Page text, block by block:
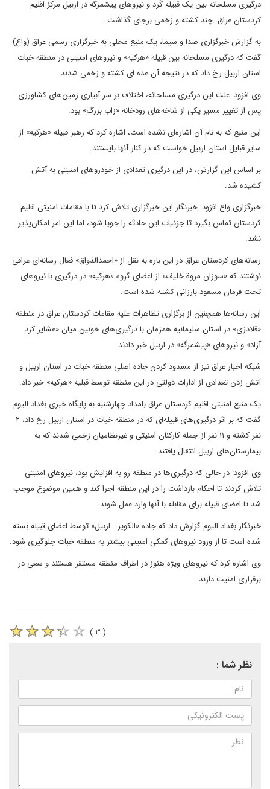
درگیری مسلحانه بین یک قبیله کُرد و نیرو‌های پیشمرگه در اربیل مرکز اقلیم
کردستان عراق، چند کشته و زخمی برجای گذاشت.
به گزارش خبرگزاری صدا و سیما، یک منبع محلی به خبرگزاری رسمی عراق (واع)
گفت که درگیری مسلحانه بین قبیله «هرکیه» و نیرو‌های امنیتی در منطقه خبات
استان اربیل رخ داد که در نتیجه آن عده ای کشته و زخمی شدند.
وی افزود: علت این درگیری مسلحانه، اختلاف بر سر آبیاری زمین‌های کشاورزی
پس از تغییر مسیر یکی از شاخه‌های رودخانه «زاب بزرگ» بود.
این منبع که به نام آن اشاره‌ای نشده است، اشاره کرد که رهبر قبیله «هرکیه» از
سایر قبایل استان اربیل خواست که در کنار آنها بایستند.
بر اساس این گزارش، در این درگیری تعدادی از خودرو‌های امنیتی به آتش
کشیده شد.
خبرگزاری واع افزود: خبرنگار این خبرگزاری تلاش کرد تا با مقامات امنیتی اقلیم
کردستان تماس بگیرد تا جزئیات این حادثه را جویا شود، اما این امر امکان‌پذیر
نشد.
رسانه‌های کردستان عراق در این باره به نقل از «احمدالذواق» فعال رسانه‌ای عراقی
نوشتند که «سوزان مروة خلیف» از اعضای گروه «هرکیه» در درگیری با نیرو‌های
تحت فرمان مسعود بارزانی کشته شده است.
این رسانه‌ها همچنین از برگزاری تظاهرات علیه مقامات کردستان عراق در منطقه
«قلادزی» در استان سلیمانیه همزمان با درگیری‌های خونین میان «عشایر کرد
آزاد» و نیرو‌های «پیشمرگه» در اربیل خبر دادند.
شبکه اخبار عراق نیز از مسدود کردن جاده اصلی منطقه خبات در استان اربیل و
آتش زدن تعدادی از ادارات دولتی در این منطقه توسط قبلیه «هرکیه» خبر داد.
یک منبع امنیتی اقلیم کردستان عراق بامداد چهارشنبه به پایگاه خبری بغداد الیوم
گفت که بر اثر درگیری‌های قبیله‌ای که در منطقه خبات در استان اربیل رخ داد، ۲
نفر کشته و ۱۱ نفر از جمله کارکنان امنیتی و غیرنظامیان زخمی شدند که به
بیمارستان‌های اربیل انتقال یافتند.
وی افزود: در حالی که درگیری‌ها در منطقه رو به افزایش بود، نیرو‌های امنیتی
تلاش کردند تا احکام بازداشت را در این منطقه اجرا کند و همین موضوع موجب
شد تا اعضای قبیله برای مقابله با آنها وارد عمل شوند.
خبرنگار بغداد الیوم گزارش داد که جاده «الکویر - اربیل» توسط اعضای قبیله بسته
شده است تا از ورود نیرو‌های کمکی امنیتی بیشتر به منطقه خبات جلوگیری شود.
وی اشاره کرد که نیرو‌های ویژه هنوز در اطراف منطقه مستقر هستند و سعی در
برقراری امنیت دارند.
( ۳ )
نظر شما :